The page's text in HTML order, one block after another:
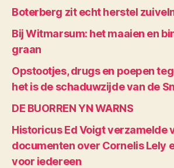
Boterberg zit echt herstel
Bij Witmarsum: het maaien en
graan
Opstootjes, drugs en poepen
het is de schaduwzijde van de
DE BUORREN YN WARNS
Historicus Ed Voigt verzamelde
documenten over Cornelis Lely
voor iedereen